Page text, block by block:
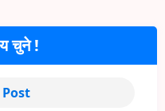
चुने !